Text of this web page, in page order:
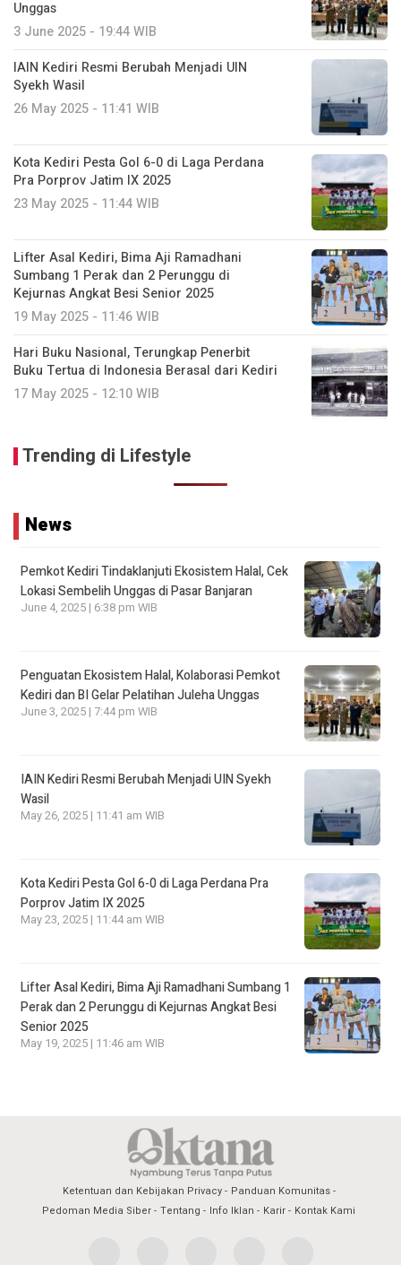
Unggas
3 June 2025 - 19:44 WIB
IAIN Kediri Resmi Berubah Menjadi UIN
Syekh Wasil
26 May 2025 - 11:41 WIB
Kota Kediri Pesta Gol 6-0 di Laga Perdana
Pra Porprov Jatim IX 2025
23 May 2025 - 11:44 WIB
Lifter Asal Kediri, Bima Aji Ramadhani
Sumbang 1 Perak dan 2 Perunggu di
Kejurnas Angkat Besi Senior 2025
19 May 2025 - 11:46 WIB
Hari Buku Nasional, Terungkap Penerbit
Buku Tertua di Indonesia Berasal dari Kediri
17 May 2025 - 12:10 WIB
Trending di Lifestyle
News
Pemkot Kediri Tindaklanjuti Ekosistem Halal, Cek
Lokasi Sembelih Unggas di Pasar Banjaran
June 4, 2025 | 6:38 pm WIB
Penguatan Ekosistem Halal, Kolaborasi Pemkot
Kediri dan BI Gelar Pelatihan Juleha Unggas
June 3, 2025 | 7:44 pm WIB
IAIN Kediri Resmi Berubah Menjadi UIN Syekh
Wasil
May 26, 2025 | 11:41 am WIB
Kota Kediri Pesta Gol 6-0 di Laga Perdana Pra
Porprov Jatim IX 2025
May 23, 2025 | 11:44 am WIB
Lifter Asal Kediri, Bima Aji Ramadhani Sumbang 1
Perak dan 2 Perunggu di Kejurnas Angkat Besi
Senior 2025
May 19, 2025 | 11:46 am WIB
Ketentuan dan Kebijakan Privacy
Panduan Komunitas
Pedoman Media Siber Tentang Info Iklan Karir Kontak Kami